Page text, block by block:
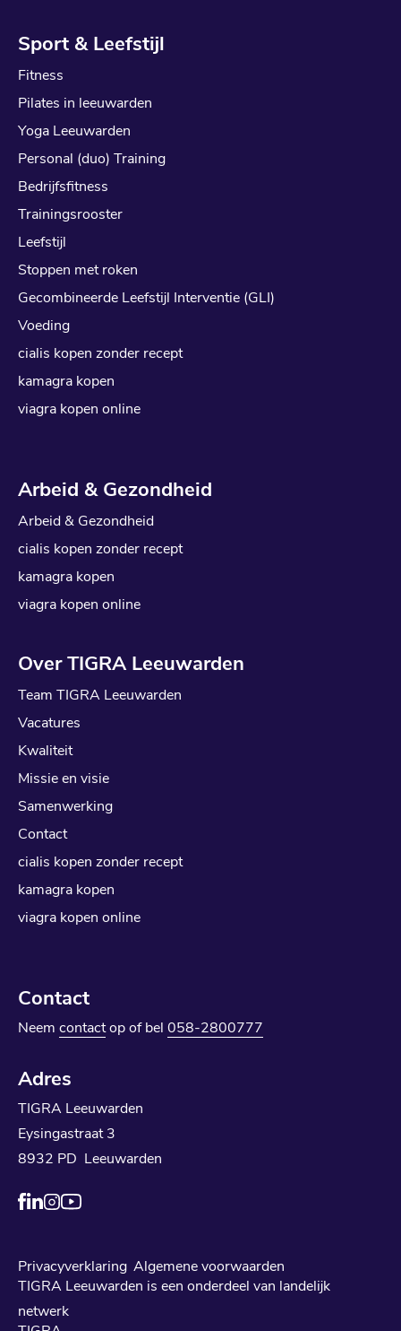
Sport & Leefstijl
Fitness
Pilates in leeuwarden
Yoga Leeuwarden
Personal (duo) Training
Bedrijfsfitness
Trainingsrooster
Leefstijl
Stoppen met roken
Gecombineerde Leefstijl Interventie (GLI)
Voeding
cialis kopen zonder recept
kamagra kopen
viagra kopen online
Arbeid & Gezondheid
Arbeid & Gezondheid
cialis kopen zonder recept
kamagra kopen
viagra kopen online
Over TIGRA Leeuwarden
Team TIGRA Leeuwarden
Vacatures
Kwaliteit
Missie en visie
Samenwerking
Contact
cialis kopen zonder recept
kamagra kopen
viagra kopen online
Contact
Neem contactop of bel 058-2800777
Adres
TIGRA Leeuwarden
Eysingastraat 3
8932 PD Leeuwarden
Privacyverklaring Algemene voorwaarden
TIGRA Leeuwarden is een onderdeel van landelijk
netwerk